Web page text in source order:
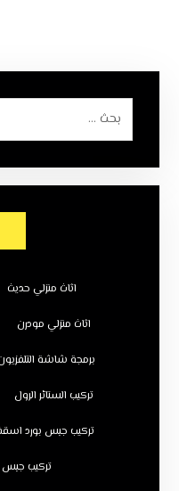
اثاث منزلي حديث
اثاث منزلي مودرن
برمجة شاشة
تركيب الستائر الرول
تركيب جبس بورد
تركيب